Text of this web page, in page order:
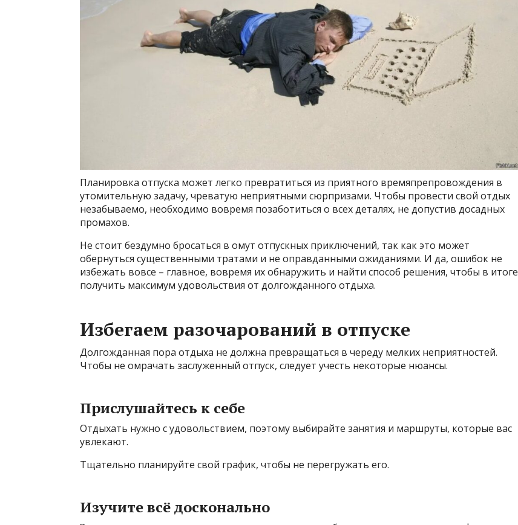
Планировка отпуска может легко превратиться из приятного времяпрепровождения в
утомительную задачу, чреватую неприятными сюрпризами. Чтобы провести свой отдых
незабываемо, необходимо вовремя позаботиться о всех деталях, не допустив досадных
промахов.
Не стоит бездумно бросаться в омут отпускных приключений, так как это может
обернуться существенными тратами и не оправданными ожиданиями. И да, ошибок не
избежать вовсе – главное, вовремя их обнаружить и найти способ решения, чтобы в итоге
получить максимум удовольствия от долгожданного отдыха.
Избегаем разочарований в отпуске
Долгожданная пора отдыха не должна превращаться в череду мелких неприятностей.
Чтобы не омрачать заслуженный отпуск, следует учесть некоторые нюансы.
Прислушайтесь к себе
Отдыхать нужно с удовольствием, поэтому выбирайте занятия и маршруты, которые вас
увлекают.
Тщательно планируйте свой график, чтобы не перегружать его.
Изучите всё досконально